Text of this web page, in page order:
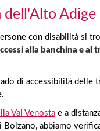
dell'Alto Adige
con disabilità si
alla banchina e al
di accessibilità
Val Venosta e a
abbiamo